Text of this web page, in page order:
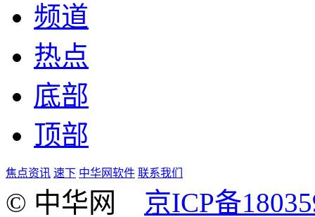
频道
热点
底部
顶部
焦点资讯 速下 中华网软件 联系我们
© 中华网 京ICP备